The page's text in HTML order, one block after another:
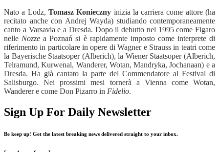
Nato a Lodz, Tomasz Konieczny inizia la carriera come attore (ha
recitato anche con Andrej Wayda) studiando contemporaneamente
canto a Varsavia e a Dresda. Dopo il debutto nel 1995 come Figaro
nelle Nozze a Poznań si è rapidamente imposto come interprete di
riferimento in particolare in opere di Wagner e Strauss in teatri come
la Bayerische Staatsoper (Alberich), la Wiener Staatsoper (Alberich,
Telramund, Kurwenal, Wanderer, Wotan, Mandryka, Jochanaan) e a
Dresda. Ha già cantato la parte del Commendatore al Festival di
Salisburgo. Nei prossimi mesi tornerà a Vienna come Wotan,
Wanderer e come Don Pizarro in Fidelio.
Sign Up For Daily Newsletter
Be keep up! Get the latest breaking news delivered straight to your inbox.